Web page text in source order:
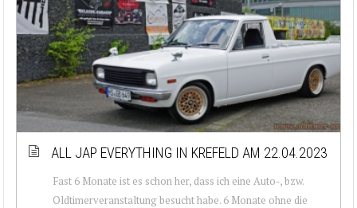
ALL JAP EVERYTHING IN KREFELD AM 22.04.2023
Fast 6 Monate ist es schon her, dass ich eine Auto-, bzw.
Oldtimerveranstaltung besucht habe. 6 Monate ohne die